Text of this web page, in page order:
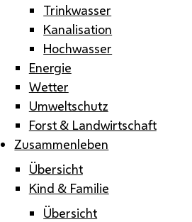
Trinkwasser
Kanalisation
Hochwasser
Energie
Wetter
Umweltschutz
Forst & Landwirtschaft
Zusammenleben
Übersicht
Kind & Familie
Übersicht